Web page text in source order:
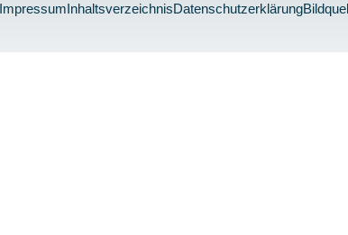
ImpressumInhaltsverzeichnisDatenschutzerklärung